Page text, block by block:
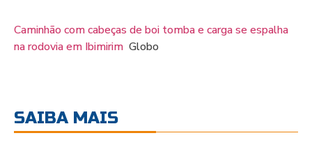
Caminhão com cabeças de boi tomba e carga se espalha
na rodovia em Ibimirim Globo
SAIBA MAIS